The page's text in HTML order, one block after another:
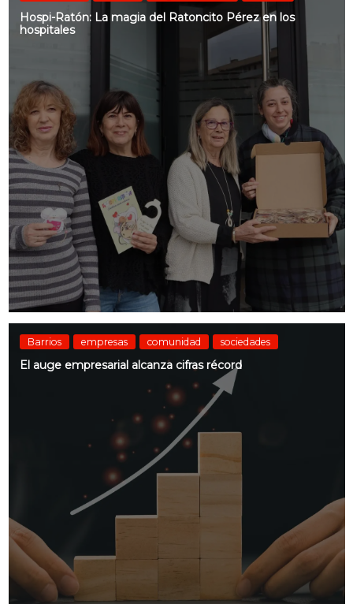
Hospi-Ratón: La magia del Ratoncito Pérez en los
hospitales
Barrios empresas comunidad sociedades
El auge empresarial alcanza cifras récord